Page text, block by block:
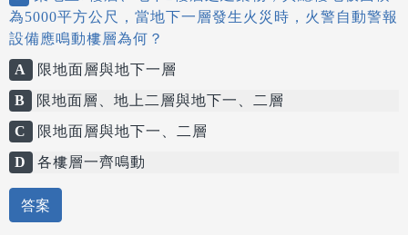
為5000平方公尺，當地下一層發生火災時，火警自動警報
設備應鳴動樓層為何？
A
限地面層與地下一層
B
限地面層、地上二層與地下一、二層
C
限地面層與地下一、二層
D
各樓層一齊鳴動
答案